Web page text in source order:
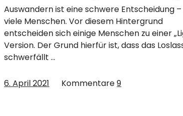
Auswandern ist eine schwere Entscheidung
viele Menschen. Vor diesem Hintergrund
entscheiden sich einige Menschen zu einer
Version. Der Grund hierfür ist, dass das
schwerfällt …
6. April 2021 Kommentare9